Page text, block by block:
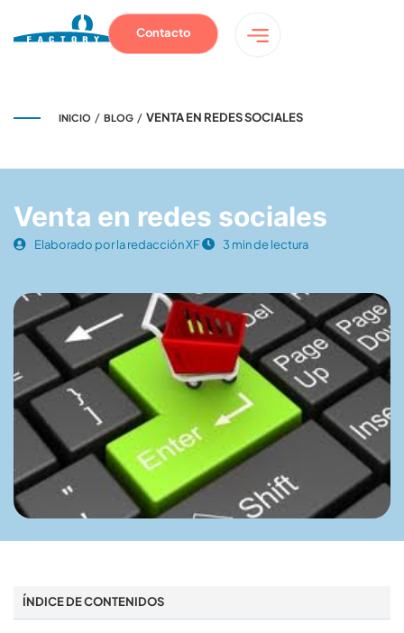
Contacto
INICIO / BLOG / VENTA EN REDES SOCIALES
Venta en redes sociales
Elaborado por la redacción XF 3 min de lectura
ÍNDICE DE CONTENIDOS